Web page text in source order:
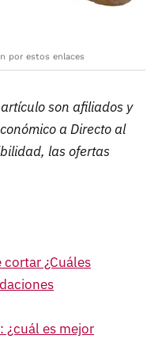
por estos enlaces
son afiliados y
a Directo al
las ofertas
cortar ¿Cuáles
¿cuál es mejor